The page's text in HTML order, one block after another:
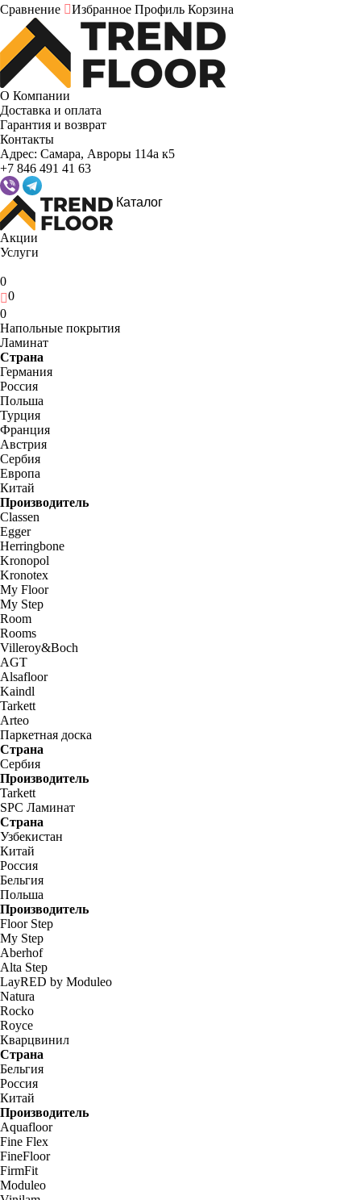
Сравнение Избранное Профиль Корзина
О Компании
Доставка и оплата
Гарантия и возврат
Контакты
Адрес: Самара, Авроры 114а к5
+7 846 491 41 63
Каталог
Акции
Услуги
0
0
0
Напольные покрытия
Ламинат
Страна
Германия
Россия
Польша
Турция
Франция
Австрия
Сербия
Европа
Китай
Производитель
Classen
Egger
Herringbone
Kronopol
Kronotex
My Floor
My Step
Room
Rooms
Villeroy&Boch
AGT
Alsafloor
Kaindl
Tarkett
Arteo
Паркетная доска
Страна
Сербия
Производитель
Tarkett
SPC Ламинат
Страна
Узбекистан
Китай
Россия
Бельгия
Польша
Производитель
Floor Step
My Step
Aberhof
Alta Step
LayRED by Moduleo
Natura
Rocko
Royce
Кварцвинил
Страна
Бельгия
Россия
Китай
Производитель
Aquafloor
Fine Flex
FineFloor
FirmFit
Moduleo